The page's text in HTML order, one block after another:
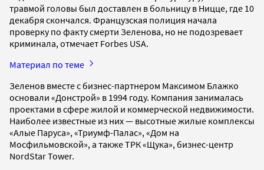
травмой головы был доставлен в больницу в Ницце, где 10
декабря скончался. Французская полиция начала
проверку по факту смерти Зеленова, но не подозревает
криминала, отмечает Forbes USA.
Материал по теме
Зеленов вместе с бизнес-партнером Максимом Блажко
основали «Донстрой» в 1994 году. Компания занималась
проектами в сфере жилой и коммерческой недвижимости.
Наиболее известные из них — высотные жилые комплексы
«Алые Паруса», «Триумф-Палас», «Дом на
Мосфильмовской», а также ТРК «Щука», бизнес-центр
NordStar Tower.